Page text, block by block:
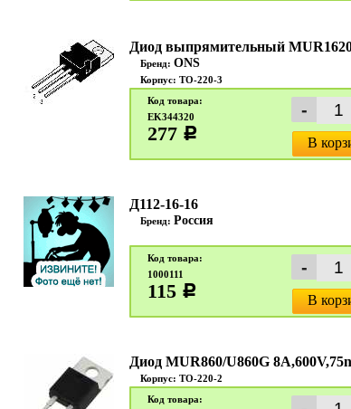
Диод выпрямительный
Бренд: ONS
Корпус: TO-220-3
Код товара:
EK344320
277 c
В
Д112-16-16
Бренд: Россия
Код товара:
1000111
115 c
В
Диод MUR860/U860G
Корпус: TO-220-2
Код товара: